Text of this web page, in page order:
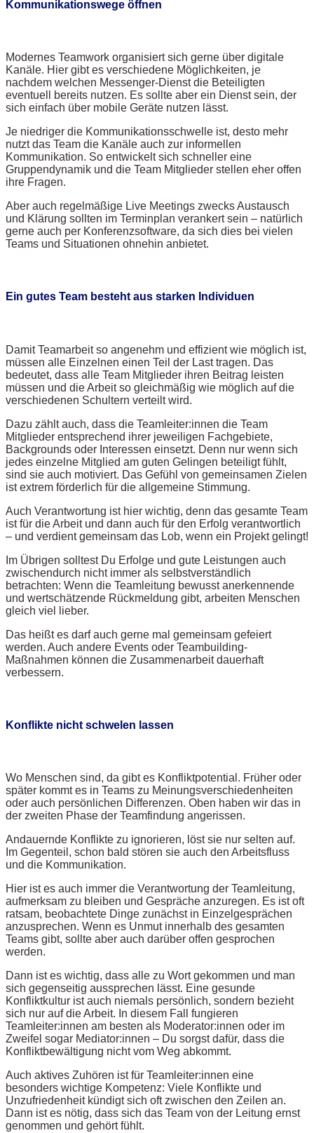
Kommunikationswege öffnen
Modernes Teamwork organisiert sich gerne über digitale
Kanäle. Hier gibt es verschiedene Möglichkeiten, je
nachdem welchen Messenger-Dienst die Beteiligten
eventuell bereits nutzen. Es sollte aber ein Dienst sein, der
sich einfach über mobile Geräte nutzen lässt.
Je niedriger die Kommunikationsschwelle ist, desto mehr
nutzt das Team die Kanäle auch zur informellen
Kommunikation. So entwickelt sich schneller eine
Gruppendynamik und die Team Mitglieder stellen eher offen
ihre Fragen.
Aber auch regelmäßige Live Meetings zwecks Austausch
und Klärung sollten im Terminplan verankert sein – natürlich
gerne auch per Konferenzsoftware, da sich dies bei vielen
Teams und Situationen ohnehin anbietet.
Ein gutes Team besteht aus starken Individuen
Damit Teamarbeit so angenehm und effizient wie möglich ist,
müssen alle Einzelnen einen Teil der Last tragen. Das
bedeutet, dass alle Team Mitglieder ihren Beitrag leisten
müssen und die Arbeit so gleichmäßig wie möglich auf die
verschiedenen Schultern verteilt wird.
Dazu zählt auch, dass die Teamleiter:innen die Team
Mitglieder entsprechend ihrer jeweiligen Fachgebiete,
Backgrounds oder Interessen einsetzt. Denn nur wenn sich
jedes einzelne Mitglied am guten Gelingen beteiligt fühlt,
sind sie auch motiviert. Das Gefühl von gemeinsamen Zielen
ist extrem förderlich für die allgemeine Stimmung.
Auch Verantwortung ist hier wichtig, denn das gesamte Team
ist für die Arbeit und dann auch für den Erfolg verantwortlich
– und verdient gemeinsam das Lob, wenn ein Projekt gelingt!
Im Übrigen solltest Du Erfolge und gute Leistungen auch
zwischendurch nicht immer als selbstverständlich
betrachten: Wenn die Teamleitung bewusst anerkennende
und wertschätzende Rückmeldung gibt, arbeiten Menschen
gleich viel lieber.
Das heißt es darf auch gerne mal gemeinsam gefeiert
werden. Auch andere Events oder Teambuilding-
Maßnahmen können die Zusammenarbeit dauerhaft
verbessern.
Konflikte nicht schwelen lassen
Wo Menschen sind, da gibt es Konfliktpotential. Früher oder
später kommt es in Teams zu Meinungsverschiedenheiten
oder auch persönlichen Differenzen. Oben haben wir das in
der zweiten Phase der Teamfindung angerissen.
Andauernde Konflikte zu ignorieren, löst sie nur selten auf.
Im Gegenteil, schon bald stören sie auch den Arbeitsfluss
und die Kommunikation.
Hier ist es auch immer die Verantwortung der Teamleitung,
aufmerksam zu bleiben und Gespräche anzuregen. Es ist oft
ratsam, beobachtete Dinge zunächst in Einzelgesprächen
anzusprechen. Wenn es Unmut innerhalb des gesamten
Teams gibt, sollte aber auch darüber offen gesprochen
werden.
Dann ist es wichtig, dass alle zu Wort gekommen und man
sich gegenseitig aussprechen lässt. Eine gesunde
Konfliktkultur ist auch niemals persönlich, sondern bezieht
sich nur auf die Arbeit. In diesem Fall fungieren
Teamleiter:innen am besten als Moderator:innen oder im
Zweifel sogar Mediator:innen – Du sorgst dafür, dass die
Konfliktbewältigung nicht vom Weg abkommt.
Auch aktives Zuhören ist für Teamleiter:innen eine
besonders wichtige Kompetenz: Viele Konflikte und
Unzufriedenheit kündigt sich oft zwischen den Zeilen an.
Dann ist es nötig, dass sich das Team von der Leitung ernst
genommen und gehört fühlt.